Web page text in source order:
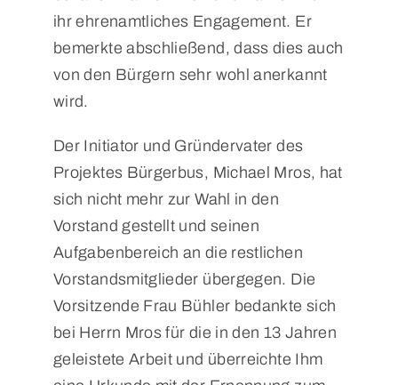
ihr ehrenamtliches Engagement. Er
bemerkte abschließend, dass dies auch
von den Bürgern sehr wohl anerkannt
wird.
Der Initiator und Gründervater des
Projektes Bürgerbus, Michael Mros, hat
sich nicht mehr zur Wahl in den
Vorstand gestellt und seinen
Aufgabenbereich an die restlichen
Vorstandsmitglieder übergegen. Die
Vorsitzende Frau Bühler bedankte sich
bei Herrn Mros für die in den 13 Jahren
geleistete Arbeit und überreichte Ihm